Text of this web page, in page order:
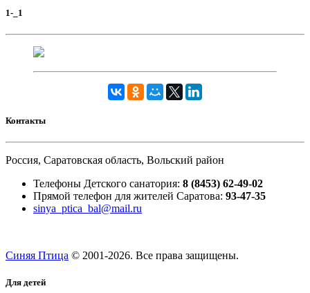
1-_1
Контакты
Россия, Саратовская область, Вольский район
Телефоны Детского санатория: 8 (8453) 62-49-02
Прямой телефон для жителей Саратова: 93-47-35
sinya_ptica_bal@mail.ru
Синяя Птица © 2001-2026. Все права защищены.
Для детей